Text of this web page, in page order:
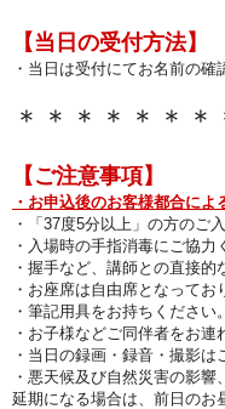
【当日の受付方法】
・当日は受付にてお名前の確
＊＊＊＊＊＊
【ご注意事項】
・お申込後のお客様都合によ
・「37度5分以上」の方のご
・入場時の手指消毒にご協力
・握手など、講師との直接的
・お座席は自由席となってお
・筆記用具をお持ちください。
・お子様などご同伴者をお連
・当日の録画・録音・撮影は
・悪天候及び自然災害の影
延期になる場合は、前日のお